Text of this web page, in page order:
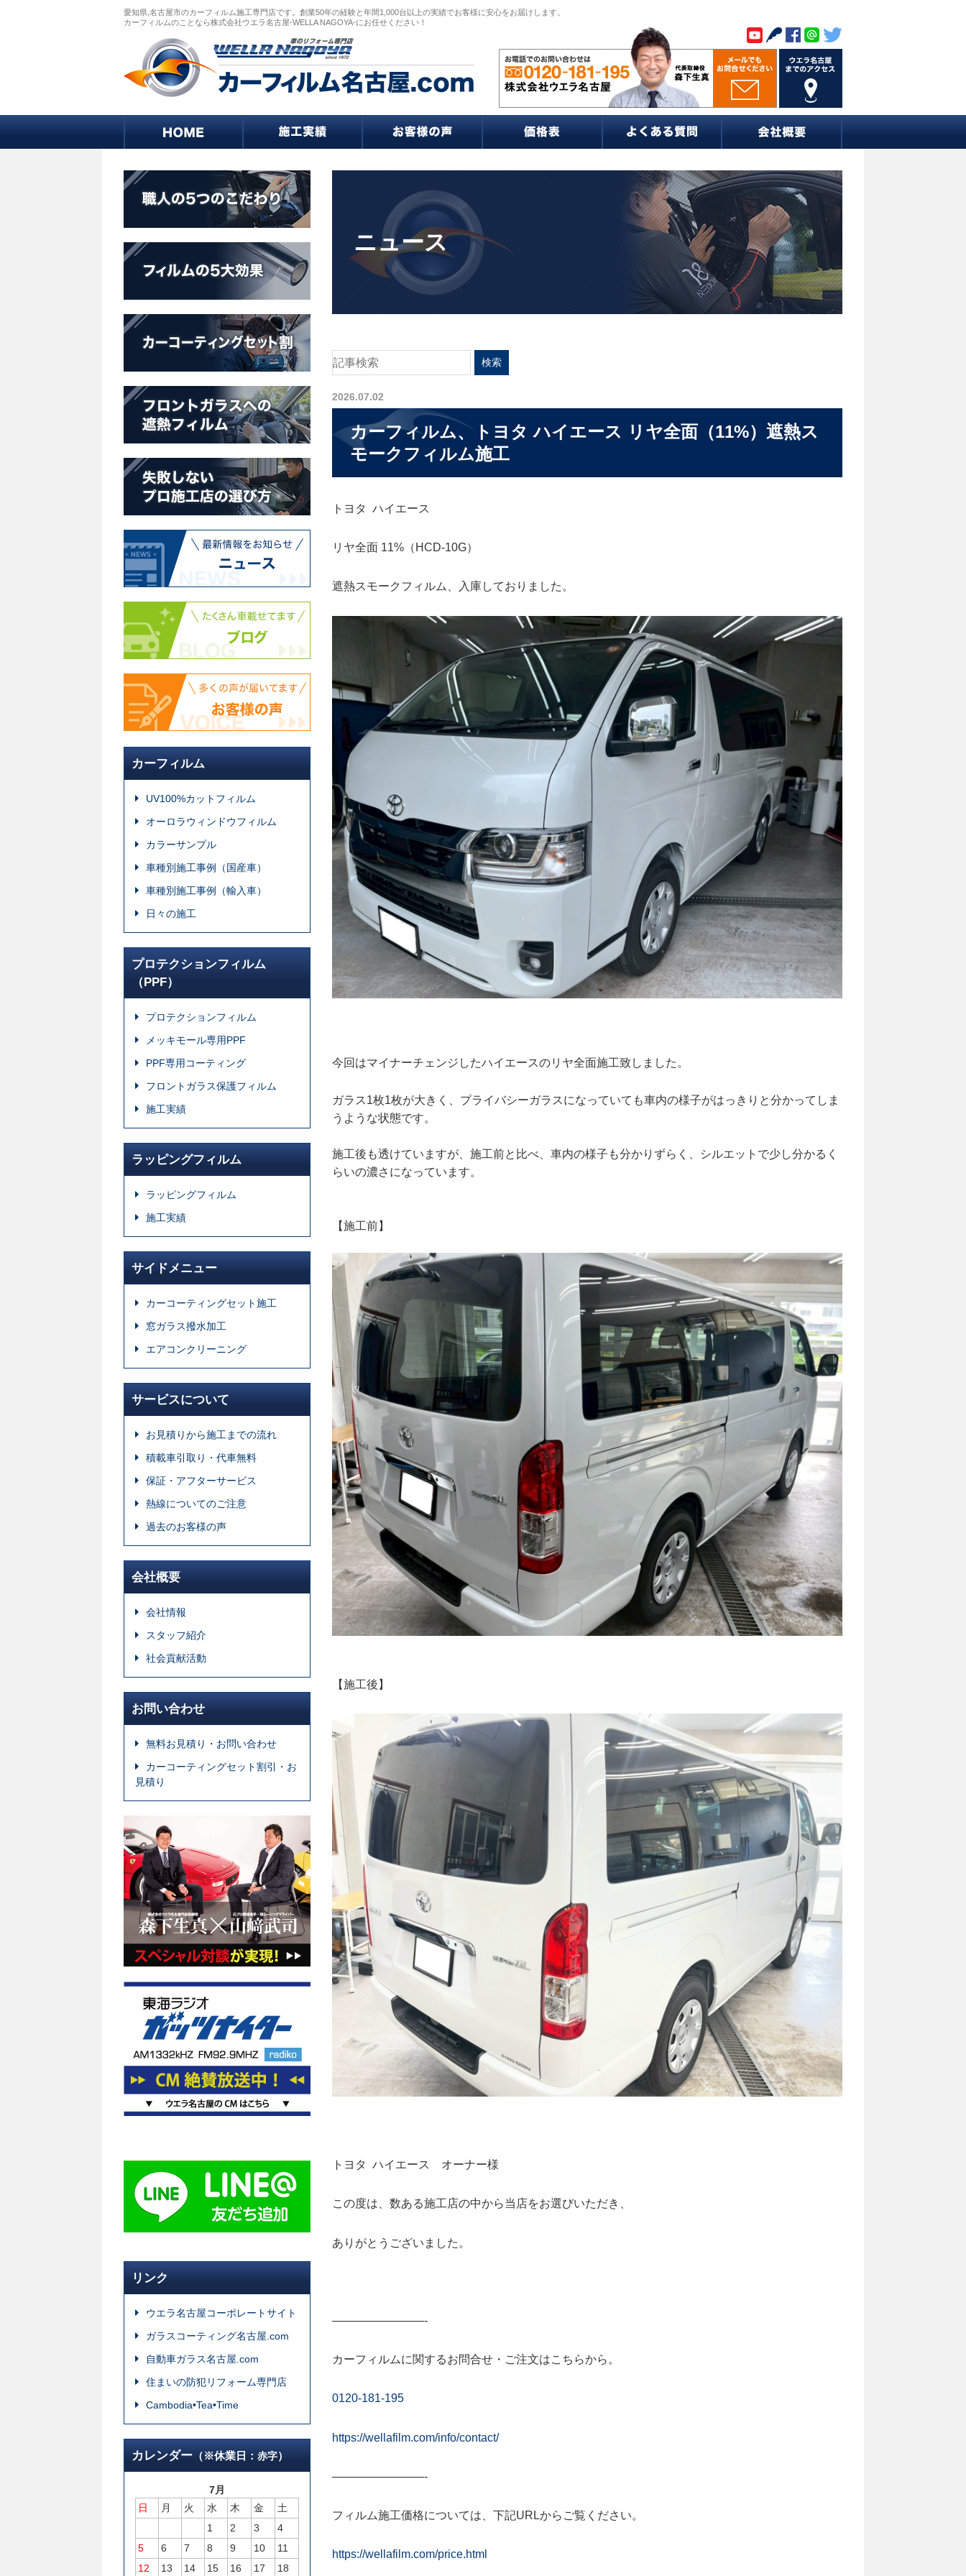
愛知県,名古屋市のカーフィルム施工専門店です。創業50年の経験と年間1,000台以上の実績でお客様に安心をお届けします。
カーフィルムのことなら株式会社ウエラ名古屋-WELLA NAGOYA-にお任せください！
ニュース
2026.07.02
カーフィルム、トヨタ ハイエース リヤ全面（11%）遮熱ス
モークフィルム施工
トヨタ ハイエース
リヤ全面 11%（HCD-10G）
遮熱スモークフィルム、入庫しておりました。
今回はマイナーチェンジしたハイエースのリヤ全面施工致しました。
ガラス1枚1枚が大きく、プライバシーガラスになっていても車内の様子がはっきりと分かってしま
うような状態です。
施工後も透けていますが、施工前と比べ、車内の様子も分かりずらく、シルエットで少し分かるく
らいの濃さになっています。
【施工前】
【施工後】
トヨタ ハイエース オーナー様
この度は、数ある施工店の中から当店をお選びいただき、
ありがとうございました。
————————-
カーフィルムに関するお問合せ・ご注文はこちらから。
0120-181-195
https://wellafilm.com/info/contact/
————————-
フィルム施工価格については、下記URLからご覧ください。
https://wellafilm.com/price.html
カーフィルム
UV100%カットフィルム
オーロラウィンドウフィルム
カラーサンプル
車種別施工事例（国産車）
車種別施工事例（輸入車）
日々の施工
プロテクションフィルム
（PPF）
プロテクションフィルム
メッキモール専用PPF
PPF専用コーティング
フロントガラス保護フィルム
施工実績
ラッピングフィルム
ラッピングフィルム
施工実績
サイドメニュー
カーコーティングセット施工
窓ガラス撥水加工
エアコンクリーニング
サービスについて
お見積りから施工までの流れ
積載車引取り・代車無料
保証・アフターサービス
熱線についてのご注意
過去のお客様の声
会社概要
会社情報
スタッフ紹介
社会貢献活動
お問い合わせ
無料お見積り・お問い合わせ
カーコーティングセット割引・お
見積り
リンク
ウエラ名古屋コーポレートサイト
ガラスコーティング名古屋.com
自動車ガラス名古屋.com
住まいの防犯リフォーム専門店
Cambodia•Tea•Time
カレンダー （※休業日： 赤字）
7月
日
月 火 水 木 金
土
1
2 3
4
5
6 7 8 9 10
11
12
13 14 15 16 17 18